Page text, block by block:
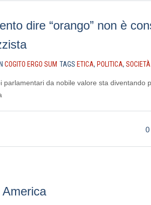
dire “orango” non è
IN COGITO ERGO SUM TAGS ETICA, POLITICA, SOCIETÀ
parlamentari da nobile valore sta diventando
0